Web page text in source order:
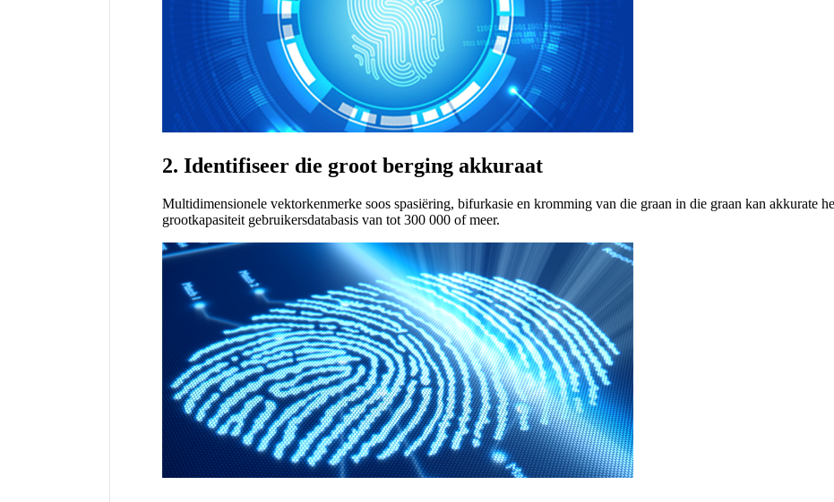
2. Identifiseer die groot berging akkuraat
Multidimensionele vektorkenmerke soos spasiëring, bifurkasie en kromming van die graan in die graan kan akkurate
grootkapasiteit gebruikersdatabasis van tot 300 000 of meer.